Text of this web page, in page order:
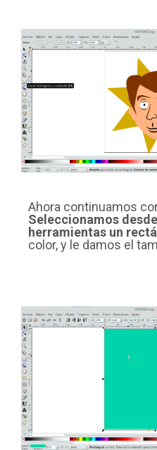
Ahora continuamos
Seleccionamos
herramientas un
color, y le damos el